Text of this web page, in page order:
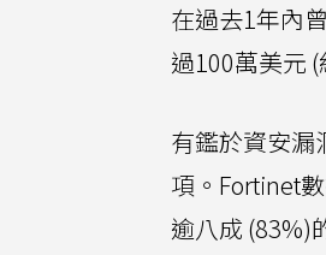
在過去1年內
過100萬美元
有鑑於資安漏
項。Fortinet
逾八成 (83%)